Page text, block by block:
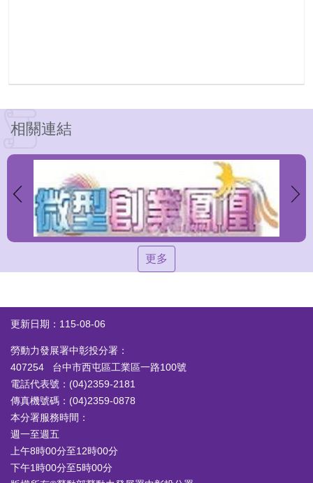
相關連結
更多
更新日期：115-08-06
勞動力發展署中彰投分署：
407254 台中市西屯區工業區一路100號
電話代表號：(04)2359-2181
傳真機號碼：(04)2359-0878
本分署服務時間：
週一至週五
上午8時00分至12時00分
下午1時00分至5時00分